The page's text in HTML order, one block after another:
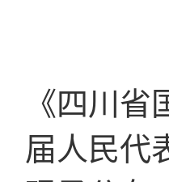
《四川
届人民代